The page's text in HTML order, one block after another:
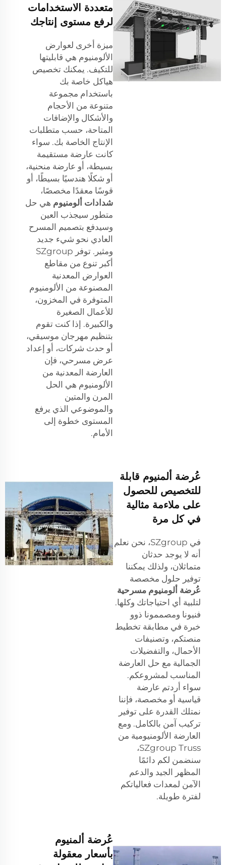
متعددة الاستخدامات
لرفع مستوى إنتاجك
ميزة أخرى لعوارض
الألومنيوم هي قابليتها
للتكيف. يمكنك تخصيص
هياكل خاصة بك
باستخدام مجموعة
متنوعة من الأحجام
والأشكال والإضافات
المتاحة، حسب متطلبات
الإنتاج الخاصة بك. سواء
كانت عارضة مستقيمة
بسيطة، أو عارضة منحنية،
أو شكلًا هندسيًا بسيطًا، أو
قوسًا معقدًا مخصصًا،
شدادات ألومنيوم هي حل
متطور سيجذب العين
وسيدفع بتصميم المسرح
العادي نحو شيء جديد
ومثير. توفر SZgroup
أكبر تنوع من مقاطع
العوارض المعدنية
المصنوعة من الألومنيوم
المتوفرة في المخزون،
للأعمال الصغيرة
والكبيرة. إذا كنت تقوم
بتنظيم مهرجان موسيقي،
أو حدث شركات، أو إعداد
عرض مسرحي، فإن
العارضة المعدنية من
الألومنيوم هي الحل
المرن والمتين
والموضوعي الذي يرفع
المستوى خطوة إلى
الأمام.
عُرضة ألمنيوم قابلة
للتخصيص للحصول
على ملاءمة مثالية
في كل مرة
في SZgroup، نحن نعلم
أنه لا يوجد حدثان
متماثلان، ولذلك يمكننا
توفير حلول مخصصة
عُرضة ألومنيوم مسرحية
لتلبية أي احتياجاتك وكلها.
فنيونا ومصممونا ذوو
خبرة في مطابقة تخطيط
منصتكم، وتصنيفات
الأحمال، والتفضيلات
الجمالية مع حل العارضة
المناسب لمشروعكم.
سواء أردتم عارضة
قياسية أو مخصصة، فإننا
نمتلك القدرة على توفير
تركيب آمن بالكامل. ومع
العارضة الألومنيومية من
SZgroup Truss،
سنضمن لكم دائمًا
المظهر الجيد والدعم
الآمن لمعدات فعالياتكم
لفترة طويلة.
عُرضة ألمنيوم
بأسعار معقولة